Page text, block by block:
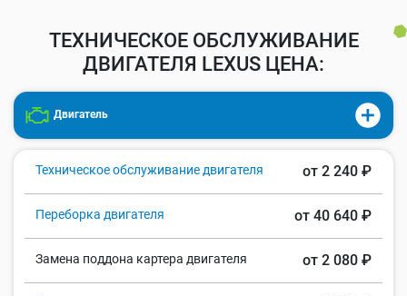
ТЕХНИЧЕСКОЕ ОБСЛУЖИВАНИЕ
ДВИГАТЕЛЯ LEXUS ЦЕНА:
Двигатель
Техническое обслуживание двигателя от 2 240 ₽
Переборка двигателя от 40 640 ₽
Замена поддона картера двигателя от 2 080 ₽